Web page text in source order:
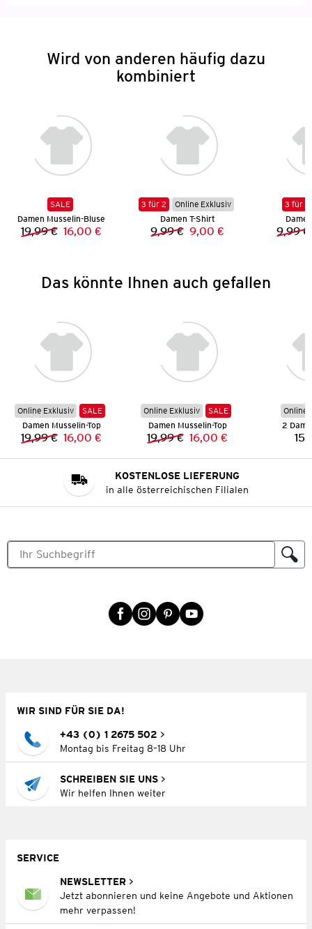
Wird von anderen häufig dazu
kombiniert
SALE
Damen Musselin-Bluse
Vorheriger Preis:
19,99 € Neuer Preis:
16,00 €
3 für 2
Online Exklusiv
Damen T-Shirt
Vorheriger Preis:
9,99 € Neuer Preis:
9,00 €
3 für 2
9,99 €
Das könnte Ihnen auch gefallen
Online Exklusiv
SALE
Damen Musselin-Top
Vorheriger Preis:
19,99 € Neuer Preis:
16,00 €
Online Exklusiv
SALE
Damen Musselin-Top
Vorheriger Preis:
19,99 € Neuer Preis:
16,00 €
Online
2
KOSTENLOSE LIEFERUNG
in alle österreichischen Filialen
WIR SIND FÜR SIE DA!
+43 (0) 1 2675 502
Montag bis Freitag 8–18 Uhr
SCHREIBEN SIE UNS
Wir helfen Ihnen weiter
SERVICE
NEWSLETTER
Jetzt abonnieren und keine Angebote und Aktionen
mehr verpassen!